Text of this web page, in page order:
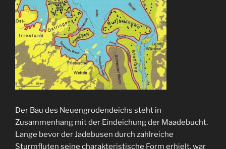
Der Bau des Neuengrodendeichs steht in
Zusammenhang mit der Eindeichung der Maadebucht.
Lange bevor der Jadebusen durch zahlreiche
Sturmfluten seine charakteristische Form erhielt, war